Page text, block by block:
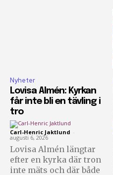
Nyheter
Lovisa Almén: Kyrkan
får inte bli en tävling i
tro
Carl-Henric Jaktlund -
augusti 6, 2026
Lovisa Almén längtar
efter en kyrka där tron
inte mäts och där både